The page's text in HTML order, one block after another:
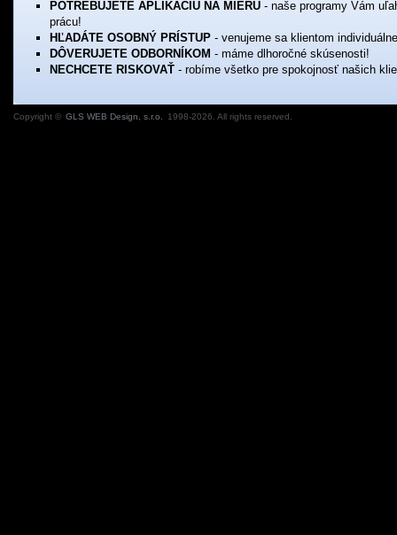
POTREBUJETE APLIKÁCIU NA MIERU - naše programy Vám
prácu!
HĽADÁTE OSOBNÝ PRÍSTUP - venujeme sa klientom
DÔVERUJETE ODBORNÍKOM - máme dlhoročné skúsenosti!
NECHCETE RISKOVAŤ - robíme všetko pre spokojnosť našich
Copyright © GLS WEB Design, s.r.o. 1998-2026. All rights reserved.